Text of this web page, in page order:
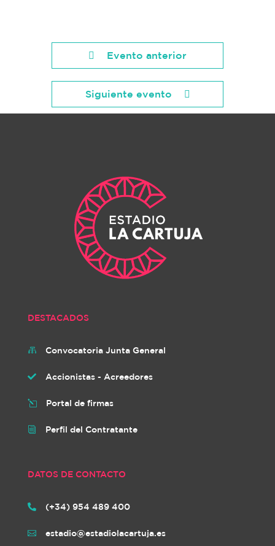
Evento anterior
Siguiente evento
DESTACADOS
 Convocatoria Junta General
 Accionistas - Acreedores
l Portal de firmas
i Perfil del Contratante
DATOS DE CONTACTO
 (+34) 954 489 400
 estadio@estadiolacartuja.es